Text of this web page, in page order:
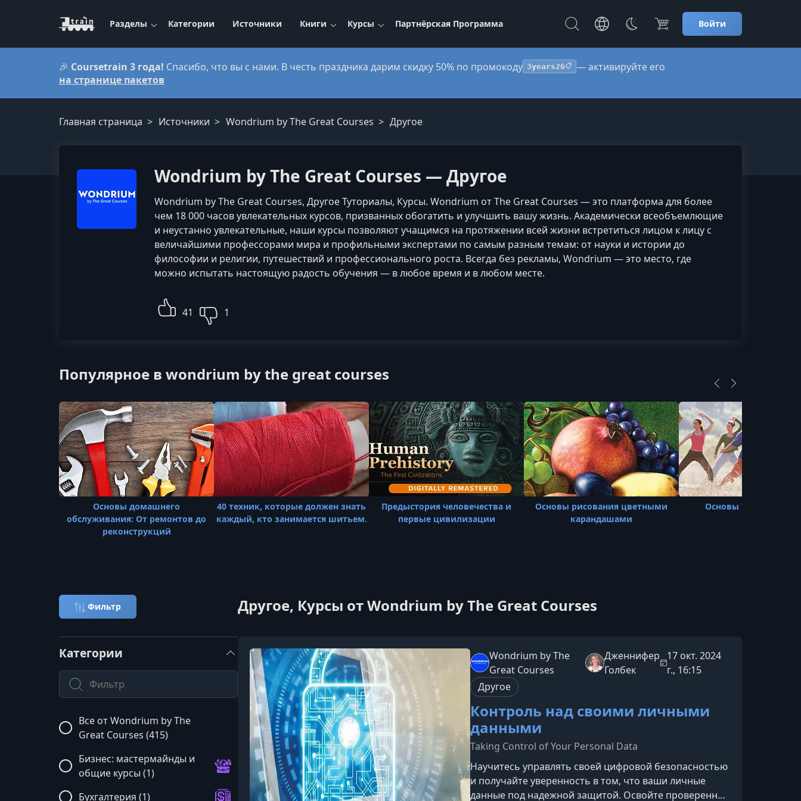
Разделы Категории Источники Книги Курсы Партнёрская Программа Войти
🎉 Coursetrain 3 года! Спасибо, что вы с нами. В честь праздника дарим скидку 50% по промокоду 3years26📋 — активируйте его
на странице пакетов
Главная страница Источники Wondrium by The Great Courses Другое
Wondrium by The Great Courses — Другое
Wondrium by The Great Courses, Другое Туториалы, Курсы. Wondrium от The Great Courses — это платформа для более
чем 18 000 часов увлекательных курсов, призванных обогатить и улучшить вашу жизнь. Академически всеобъемлющие
и неустанно увлекательные, наши курсы позволяют учащимся на протяжении всей жизни встретиться лицом к лицу с
величайшими профессорами мира и профильными экспертами по самым разным темам: от науки и истории до
философии и религии, путешествий и профессионального роста. Всегда без рекламы, Wondrium — это место, где
можно испытать настоящую радость обучения — в любое время и в любом месте.
41 1
Популярное в wondrium by the great courses
Основы домашнего
обслуживания: От ремонтов до
реконструкций
40 техник, которые должен знать
каждый, кто занимается шитьем.
Предыстория человечества и
первые цивилизации
Основы рисования цветными
карандашами
Основы Тай-чи и
Фильтр Другое, Курсы от Wondrium by The Great Courses
Категории
Поиск по категории
Все от Wondrium by The
Great Courses (415)
Бизнес: мастермайнды и
общие курсы (1)
Бухгалтерия (1)
Wondrium by The
Great Courses
Дженнифер
Голбек
17 окт. 2024
г., 16:15
Другое
Контроль над своими личными
данными
Taking Control of Your Personal Data
Научитесь управлять своей цифровой безопасностью
и получайте уверенность в том, что ваши личные
данные под надежной защитой. Освойте проверенные